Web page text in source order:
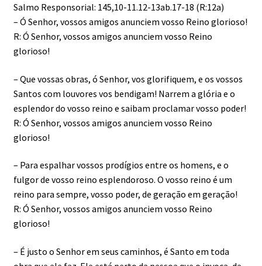
Salmo Responsorial: 145,10-11.12-13ab.17-18 (R:12a)
– Ó Senhor, vossos amigos anunciem vosso Reino glorioso!
R: Ó Senhor, vossos amigos anunciem vosso Reino
glorioso!
– Que vossas obras, ó Senhor, vos glorifiquem, e os vossos
Santos com louvores vos bendigam! Narrem a glória e o
esplendor do vosso reino e saibam proclamar vosso poder!
R: Ó Senhor, vossos amigos anunciem vosso Reino
glorioso!
– Para espalhar vossos prodígios entre os homens, e o
fulgor de vosso reino esplendoroso. O vosso reino é um
reino para sempre, vosso poder, de geração em geração!
R: Ó Senhor, vossos amigos anunciem vosso Reino
glorioso!
– É justo o Senhor em seus caminhos, é Santo em toda